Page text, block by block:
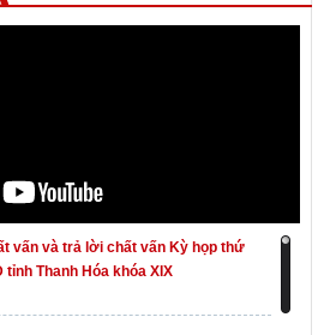
vấn và trả lời chất vấn Kỳ họp thứ
tỉnh Thanh Hóa khóa XIX